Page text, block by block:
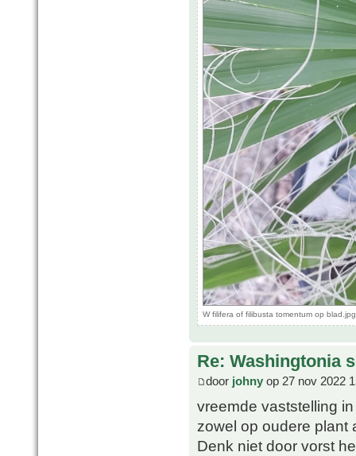
W filifera of filibusta tomentum op
Re: Washingtonia
door johny op 27 nov 2022
vreemde vaststelling
zowel op oudere plant
Denk niet door vorst